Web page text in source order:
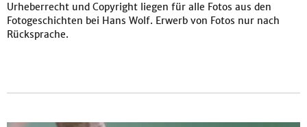
Urheberrecht und Copyright liegen für alle Fotos aus den
Fotogeschichten bei Hans Wolf. Erwerb von Fotos nur nach
Rücksprache.